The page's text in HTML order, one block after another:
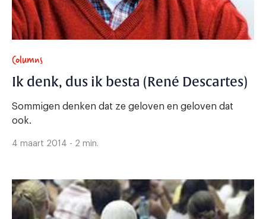
Columns
Ik denk, dus ik besta (René Descartes)
Sommigen denken dat ze geloven en geloven dat
ook.
4 maart 2014 - 2 min.